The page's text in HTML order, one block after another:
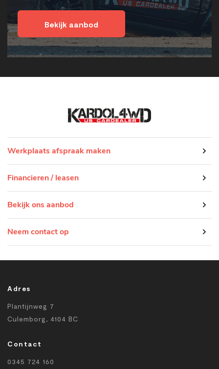
Bekijk aanbod
Werkplaats afspraak maken
Financieren / leasen
Bekijk ons aanbod
Neem contact op
Adres
Plantijnweg 7
Culemborg, 4104 BC
Contact
0345 724 160